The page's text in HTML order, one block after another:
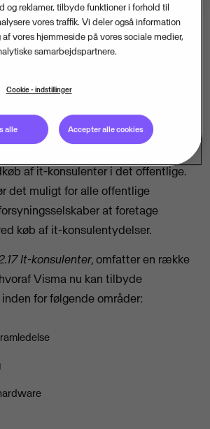
It-konsulenter.
af it-konsulenter i det offentlige.
det muligt for alle offentlige
at foretage
køb af it-konsulentydelser.
It-konsulenter, omfatter en række
Visma nu kan tilbyde
for følgende områder:
og reklamer, tilbyde funktioner i forhold til
vores traffik. Vi deler også information
vores hjemmeside på vores sociale medier,
samarbejdspartnere.
Cookie - indstillinger
alle Accepter alle cookies